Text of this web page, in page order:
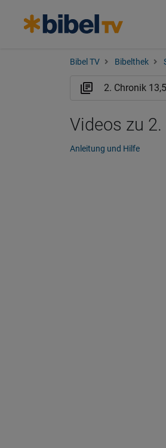
Bibel TV Bibelthek
Videos zu 2.
Anleitung und Hilfe